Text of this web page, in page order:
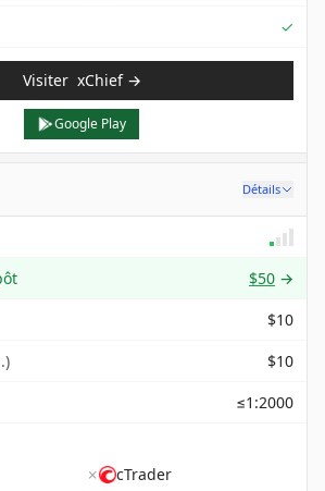
✓
Visiter xChief→
Google Play
Détails
$50 →
$10
$10
≤1:2000
✗
cTrader